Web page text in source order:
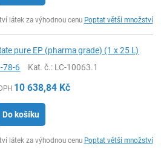
látek za výhodnou cenu Poptat větší množství
pure EP (pharma grade) (1 x 25 L)
78-6 Kat. č.: LC-10063.1
10 638,84 Kč
Do košíku
látek za výhodnou cenu Poptat větší množství